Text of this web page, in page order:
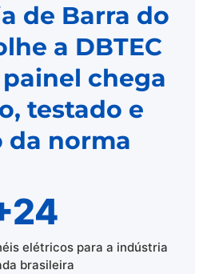
de Barra do
a DBTEC
chega
testado e
da norma
elétricos para a indústria
brasileira